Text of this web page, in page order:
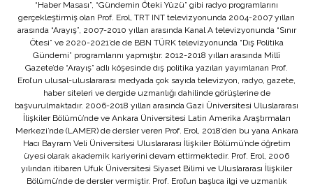
“Haber Masası”, “Gündemin Öteki Yüzü” gibi radyo programlarını
gerçekleştirmiş olan Prof. Erol, TRT INT televizyonunda 2004-2007 yılları
arasında “Arayış”, 2007-2010 yılları arasında Kanal A televizyonunda “Sınır
Ötesi” ve 2020-2021’de de BBN TÜRK televizyonunda “Dış Politika
Gündemi” programlarını yapmıştır. 2012-2018 yılları arasında Millî
Gazete’de “Arayış” adlı köşesinde dış politika yazıları yayımlanan Prof.
Erol’un ulusal-uluslararası medyada çok sayıda televizyon, radyo, gazete,
haber siteleri ve dergide uzmanlığı dahilinde görüşlerine de
başvurulmaktadır. 2006-2018 yılları arasında Gazi Üniversitesi Uluslararası
İlişkiler Bölümü’nde ve Ankara Üniversitesi Latin Amerika Araştırmaları
Merkezi’nde (LAMER) de dersler veren Prof. Erol, 2018’den bu yana Ankara
Hacı Bayram Veli Üniversitesi Uluslararası İlişkiler Bölümü’nde öğretim
üyesi olarak akademik kariyerini devam ettirmektedir. Prof. Erol, 2006
yılından itibaren Ufuk Üniversitesi Siyaset Bilimi ve Uluslararası İlişkiler
Bölümü’nde de dersler vermiştir. Prof. Erol’un başlıca ilgi ve uzmanlık